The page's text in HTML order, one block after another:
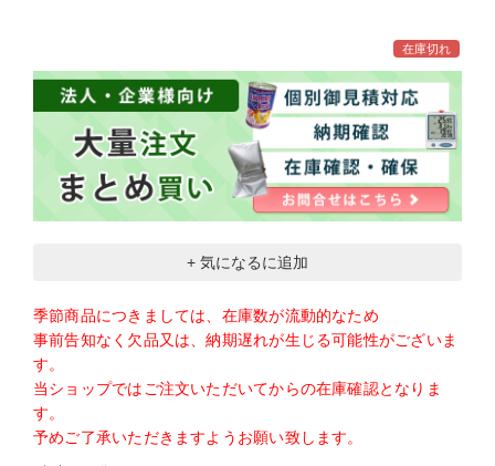
在庫切れ
+ 気になるに追加
季節商品につきましては、在庫数が流動的なため
事前告知なく欠品又は、納期遅れが生じる可能性がございま
す。
当ショップではご注文いただいてからの在庫確認となりま
す。
予めご了承いただきますようお願い致します。